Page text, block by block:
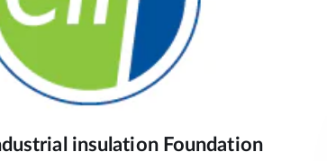
insulation Foundation